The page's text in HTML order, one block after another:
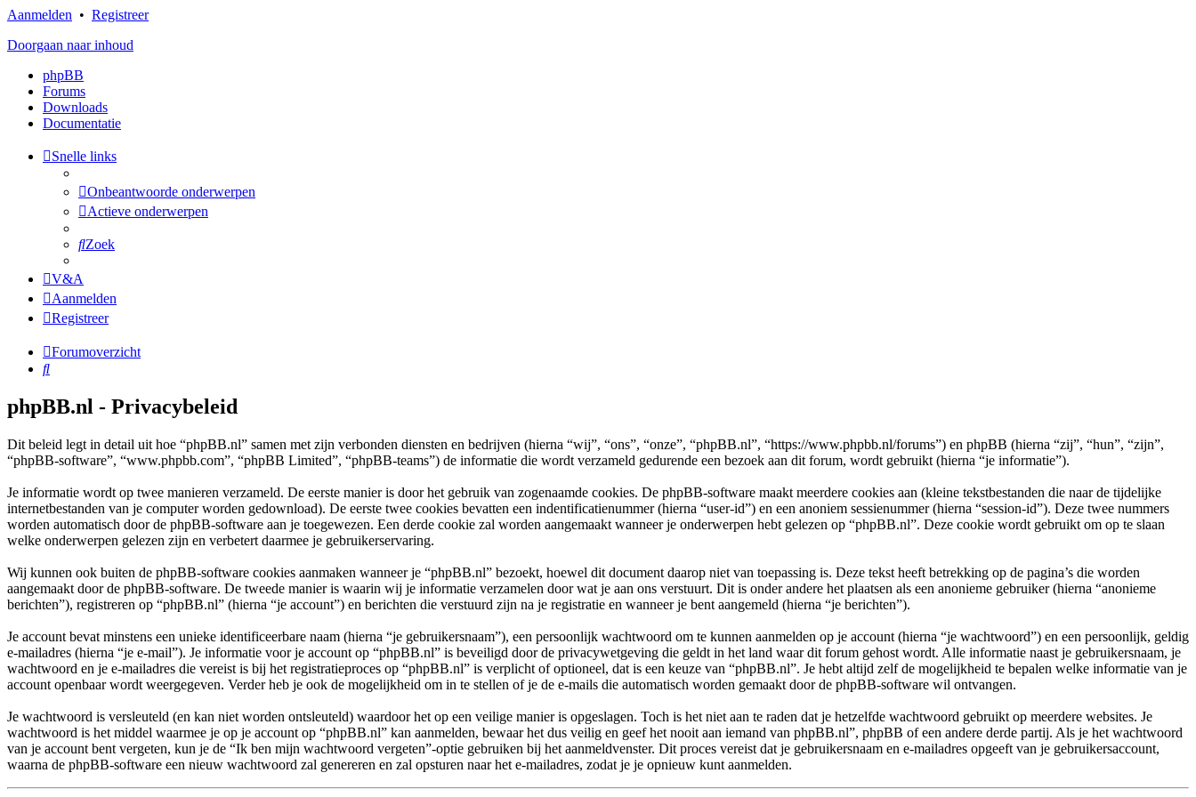
Aanmelden • Registreer
Doorgaan naar inhoud
phpBB
Forums
Downloads
Documentatie
Snelle links
Onbeantwoorde onderwerpen
Actieve onderwerpen
Zoek
V&A
Aanmelden
Registreer
Forumoverzicht
Zoek
phpBB.nl - Privacybeleid
Dit beleid legt in detail uit hoe “phpBB.nl” samen met zijn verbonden diensten en bedrijven (hierna “wij”, “ons”, “onze”, “phpBB.nl”, “https://www.phpbb.nl/forums”) en phpBB (hierna “zij”, “hun”, “zijn”,
“phpBB-software”, “www.phpbb.com”, “phpBB Limited”, “phpBB-teams”) de informatie die wordt verzameld gedurende een bezoek aan dit forum, wordt gebruikt (hierna “je informatie”).
Je informatie wordt op twee manieren verzameld. De eerste manier is door het gebruik van zogenaamde cookies. De phpBB-software maakt meerdere cookies aan (kleine tekstbestanden die naar de tijdelijke
internetbestanden van je computer worden gedownload). De eerste twee cookies bevatten een indentificatienummer (hierna “user-id”) en een anoniem sessienummer (hierna “session-id”). Deze twee nummers
worden automatisch door de phpBB-software aan je toegewezen. Een derde cookie zal worden aangemaakt wanneer je onderwerpen hebt gelezen op “phpBB.nl”. Deze cookie wordt gebruikt om op te slaan
welke onderwerpen gelezen zijn en verbetert daarmee je gebruikerservaring.
Wij kunnen ook buiten de phpBB-software cookies aanmaken wanneer je “phpBB.nl” bezoekt, hoewel dit document daarop niet van toepassing is. Deze tekst heeft betrekking op de pagina’s die worden
aangemaakt door de phpBB-software. De tweede manier is waarin wij je informatie verzamelen door wat je aan ons verstuurt. Dit is onder andere het plaatsen als een anonieme gebruiker (hierna “anonieme
berichten”), registreren op “phpBB.nl” (hierna “je account”) en berichten die verstuurd zijn na je registratie en wanneer je bent aangemeld (hierna “je berichten”).
Je account bevat minstens een unieke identificeerbare naam (hierna “je gebruikersnaam”), een persoonlijk wachtwoord om te kunnen aanmelden op je account (hierna “je wachtwoord”) en een persoonlijk, geldig
e-mailadres (hierna “je e-mail”). Je informatie voor je account op “phpBB.nl” is beveiligd door de privacywetgeving die geldt in het land waar dit forum gehost wordt. Alle informatie naast je gebruikersnaam, je
wachtwoord en je e-mailadres die vereist is bij het registratieproces op “phpBB.nl” is verplicht of optioneel, dat is een keuze van “phpBB.nl”. Je hebt altijd zelf de mogelijkheid te bepalen welke informatie van je
account openbaar wordt weergegeven. Verder heb je ook de mogelijkheid om in te stellen of je de e-mails die automatisch worden gemaakt door de phpBB-software wil ontvangen.
Je wachtwoord is versleuteld (en kan niet worden ontsleuteld) waardoor het op een veilige manier is opgeslagen. Toch is het niet aan te raden dat je hetzelfde wachtwoord gebruikt op meerdere websites. Je
wachtwoord is het middel waarmee je op je account op “phpBB.nl” kan aanmelden, bewaar het dus veilig en geef het nooit aan iemand van phpBB.nl”, phpBB of een andere derde partij. Als je het wachtwoord
van je account bent vergeten, kun je de “Ik ben mijn wachtwoord vergeten”-optie gebruiken bij het aanmeldvenster. Dit proces vereist dat je gebruikersnaam en e-mailadres opgeeft van je gebruikersaccount,
waarna de phpBB-software een nieuw wachtwoord zal genereren en zal opsturen naar het e-mailadres, zodat je je opnieuw kunt aanmelden.